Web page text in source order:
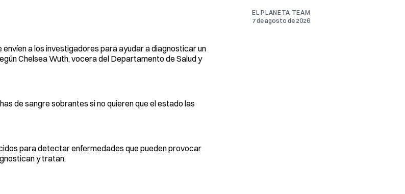
a los investigadores para ayudar a diagnosticar un
Chelsea Wuth, vocera del Departamento de Salud y
de sangre sobrantes si no quieren que el estado las
para detectar enfermedades que pueden provocar
y tratan.
EL PLANETA TEAM
7 de agosto de 2026